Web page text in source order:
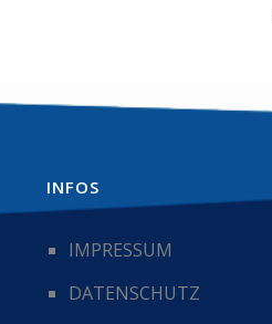
INFOS
IMPRESSUM
DATENSCHUTZ